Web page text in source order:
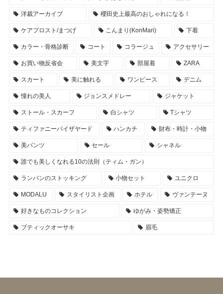
洋裁アーカイブ 櫻田史上最高のおしゃれになる！
ケアプロスト/まつげ こんまり(KonMari) 下着
カラー・骨格診断 コート コラージュ アクセサリー
お買い物反省会 美文字 部屋着 ZARA
スカート 美に触れる ワンピース デニム
憧れの美人 ジョンスメドレー ジャケット
ストール・スカーフ 白シャツ Tシャツ
ティファニーバイザヤード ハンカチ 財布・時計・小物
美パンツ セール シャネル
誰でも美しくなれる10の法則（ティム・ガン）
ランバンのストッキング 小物セット ユニクロ
MODALU スタイリスト企画 ホテル ヴァンテーヌ
好きなものコレクション ゆがみ・姿勢矯正
ブティックオーサキ 眉毛